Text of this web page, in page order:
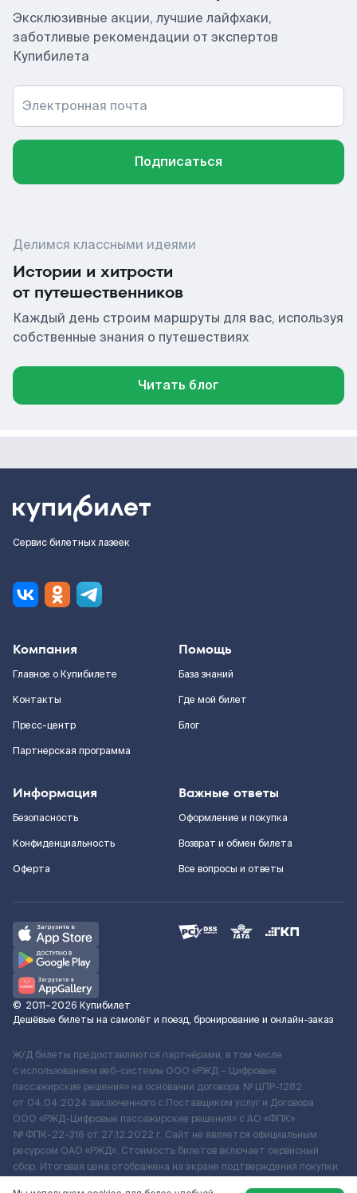
Эксклюзивные акции, лучшие лайфхаки,
заботливые рекомендации от экспертов
Купибилета
Электронная почта
Подписаться
Делимся классными идеями
Истории и хитрости
от путешественников
Каждый день строим маршруты для вас, используя
собственные знания о путешествиях
Читать блог
Сервис билетных лазеек
Компания
Главное о Купибилете
Контакты
Пресс-центр
Партнерская программа
Помощь
База знаний
Где мой билет
Блог
Информация
Безопасность
Конфиденциальность
Оферта
Важные ответы
Оформление и покупка
Возврат и обмен билета
Все вопросы и ответы
© 2011–2026 Купибилет
Дешёвые билеты на самолёт и поезд, бронирование и онлайн-заказ
Ж/Д билеты предоставляются партнёрами, в том числе
с использованием веб-системы ООО «РЖД – Цифровые
пассажирские решения» на основании договора № ЦПР-1282
от 04.04.2024 заключенного с Поставщиком услуг и Договора
ООО «РЖД-Цифровые пассажирские решения» c АО «ФПК»
№ ФПК-22-316 от 27.12.2022 г. Сайт не является официальным
ресурсом ОАО «РЖД». Стоимость билетов включает сервисный
сбор. Итоговая цена отображена на экране подтверждения покупки.